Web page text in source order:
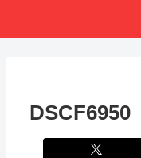
DSCF6950